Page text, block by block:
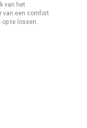
van het
van een comfort
te lossen.